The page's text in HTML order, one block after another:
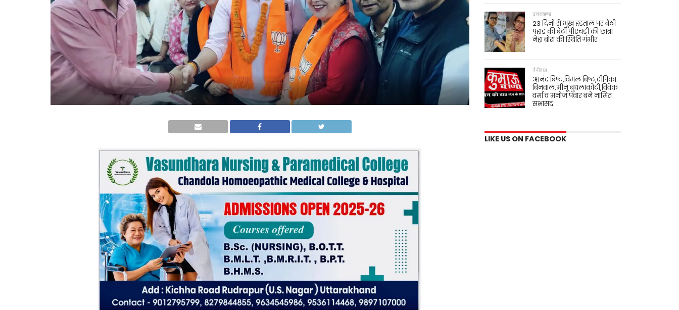
उत्तराखण्ड
23 दिनों से भूख हड़ताल पर बैठी
पहाड़ की बेटी पीएचडी की छात्रा
नेहा बोरा की स्थिति गंभीर
नैनीताल
आनंद बिष्ट,विमल बिष्ट,दीपिका
बिनवाल,मीनू बुधलाकोटी,विवेक
वर्मा व मनोज पंवार बने नामित
सभासद
LIKE US ON FACEBOOK